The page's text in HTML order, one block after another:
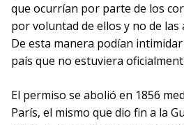
que ocurrían por parte de los
por voluntad de ellos y no de las
De esta manera podían
país que no estuviera
El permiso se abolió en 1856
París, el mismo que dio fin a la